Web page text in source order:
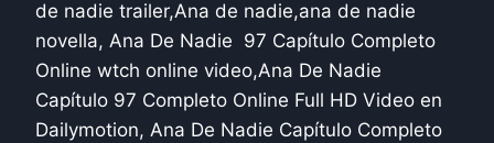
de nadie trailer,Ana de nadie,ana de nadie
novella, Ana De Nadie 97 Capítulo Completo
Online wtch online video,Ana De Nadie
Capítulo 97 Completo Online Full HD Video en
Dailymotion, Ana De Nadie Capítulo Completo